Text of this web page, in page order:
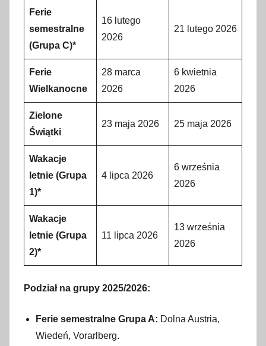
Ferie
semestralne
(Grupa C)*
16 lutego
2026
21 lutego 2026
Ferie
Wielkanocne
28 marca
2026
6 kwietnia
2026
Zielone
Świątki
23 maja 2026 25 maja 2026
Wakacje
letnie (Grupa
1)*
4 lipca 2026
6 września
2026
Wakacje
letnie (Grupa
2)*
11 lipca 2026
13 września
2026
Podział na grupy 2025/2026:
Ferie semestralne Grupa A: Dolna Austria,
Wiedeń, Vorarlberg.